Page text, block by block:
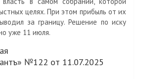
целях. При этом прибыль от их
за границу. Решение по иску
уже 11 июля.
№122 от 11.07.2025